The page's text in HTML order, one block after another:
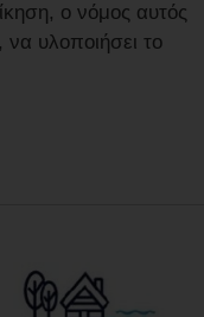
ο νόμος αυτός
να υλοποιήσει το